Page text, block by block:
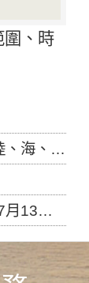
圍、時
風備案事宜
請入園....